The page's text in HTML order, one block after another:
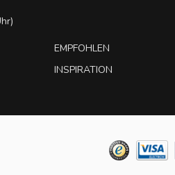
EMPFOHLEN
INSPIRATION